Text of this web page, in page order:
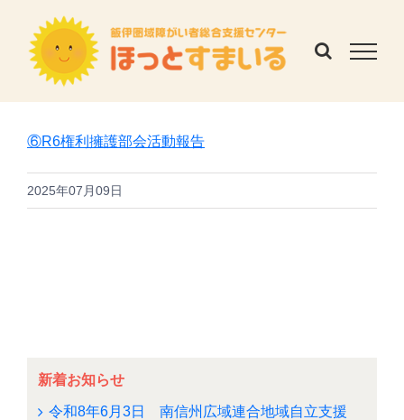
content
⑥R6権利擁護部会活動報告
2025年07月09日
新着お知らせ
令和8年6月3日 南信州広域連合地域自立支援